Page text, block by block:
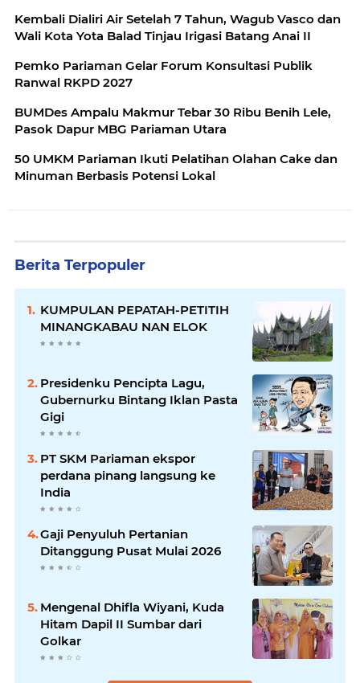
Kembali Dialiri Air Setelah 7 Tahun, Wagub Vasco dan
Wali Kota Yota Balad Tinjau Irigasi Batang Anai II
Pemko Pariaman Gelar Forum Konsultasi Publik
Ranwal RKPD 2027
BUMDes Ampalu Makmur Tebar 30 Ribu Benih Lele,
Pasok Dapur MBG Pariaman Utara
50 UMKM Pariaman Ikuti Pelatihan Olahan Cake dan
Minuman Berbasis Potensi Lokal
Berita Terpopuler
KUMPULAN PEPATAH-PETITIH
MINANGKABAU NAN ELOK
Presidenku Pencipta Lagu,
Gubernurku Bintang Iklan Pasta
Gigi
PT SKM Pariaman ekspor
perdana pinang langsung ke
India
Gaji Penyuluh Pertanian
Ditanggung Pusat Mulai 2026
Mengenal Dhifla Wiyani, Kuda
Hitam Dapil II Sumbar dari
Golkar